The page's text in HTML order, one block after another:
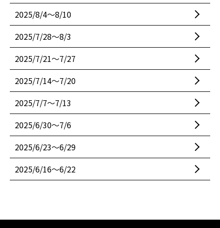
2025/8/4〜8/10
2025/7/28〜8/3
2025/7/21〜7/27
2025/7/14〜7/20
2025/7/7〜7/13
2025/6/30〜7/6
2025/6/23〜6/29
2025/6/16〜6/22